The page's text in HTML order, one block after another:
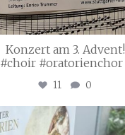
Konzert am 3. Advent!
#choir #oratorienchor
11 0
stuttgarter_oratorienchor
Juli 23